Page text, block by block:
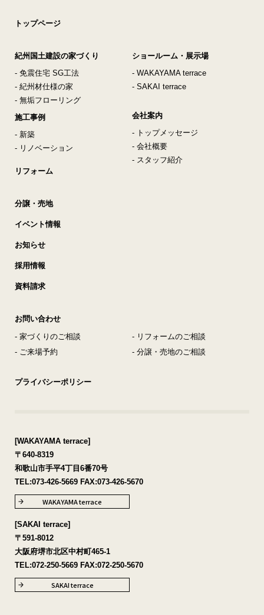
トップページ
紀州国土建設の家づくり
- 免震住宅 SG工法
- 紀州材仕様の家
- 無垢フローリング
施工事例
- 新築
- リノベーション
リフォーム
分譲・売地
イベント情報
お知らせ
採用情報
資料請求
ショールーム・展示場
- WAKAYAMA terrace
- SAKAI terrace
会社案内
- トップメッセージ
- 会社概要
- スタッフ紹介
お問い合わせ
- 家づくりのご相談
- リフォームのご相談
- ご来場予約
- 分譲・売地のご相談
プライバシーポリシー
[WAKAYAMA terrace]
〒640-8319
和歌山市手平4丁目6番70号
TEL:073-426-5669 FAX:073-426-5670
WAKAYAMA terrace
[SAKAI terrace]
〒591-8012
大阪府堺市北区中村町465-1
TEL:072-250-5669 FAX:072-250-5670
SAKAI terrace